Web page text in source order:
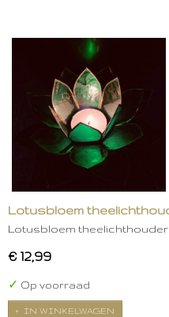
Lotusbloem
Lotusbloem
€ 12,99
✓ Op voorraad
IN WINKELWAGEN